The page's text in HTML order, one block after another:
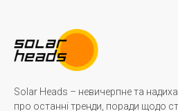
Solar Heads – невичерпне та
про останні тренди, поради щодо